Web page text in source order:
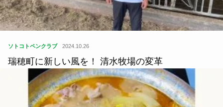
ソトコトペンクラブ 2024.10.26
瑞穂町に新しい風を！ 清水牧場の変革